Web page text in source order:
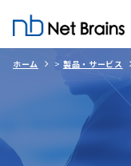
ホーム > 製品・サービス